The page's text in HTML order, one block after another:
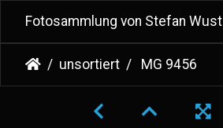
Fotosammlung von Stefan Wust
unsortiert MG 9456